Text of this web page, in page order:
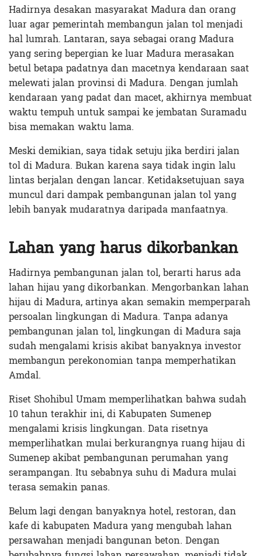
Hadirnya desakan masyarakat Madura dan orang
luar agar pemerintah membangun jalan tol menjadi
hal lumrah. Lantaran, saya sebagai orang Madura
yang sering bepergian ke luar Madura merasakan
betul betapa padatnya dan macetnya kendaraan saat
melewati jalan provinsi di Madura. Dengan jumlah
kendaraan yang padat dan macet, akhirnya membuat
waktu tempuh untuk sampai ke jembatan Suramadu
bisa memakan waktu lama.
Meski demikian, saya tidak setuju jika berdiri jalan
tol di Madura. Bukan karena saya tidak ingin lalu
lintas berjalan dengan lancar. Ketidaksetujuan saya
muncul dari dampak pembangunan jalan tol yang
lebih banyak mudaratnya daripada manfaatnya.
Lahan yang harus dikorbankan
Hadirnya pembangunan jalan tol, berarti harus ada
lahan hijau yang dikorbankan. Mengorbankan lahan
hijau di Madura, artinya akan semakin memperparah
persoalan lingkungan di Madura. Tanpa adanya
pembangunan jalan tol, lingkungan di Madura saja
sudah mengalami krisis akibat banyaknya investor
membangun perekonomian tanpa memperhatikan
Amdal.
Riset Shohibul Umam memperlihatkan bahwa sudah
10 tahun terakhir ini, di Kabupaten Sumenep
mengalami krisis lingkungan. Data risetnya
memperlihatkan mulai berkurangnya ruang hijau di
Sumenep akibat pembangunan perumahan yang
serampangan. Itu sebabnya suhu di Madura mulai
terasa semakin panas.
Belum lagi dengan banyaknya hotel, restoran, dan
kafe di kabupaten Madura yang mengubah lahan
persawahan menjadi bangunan beton. Dengan